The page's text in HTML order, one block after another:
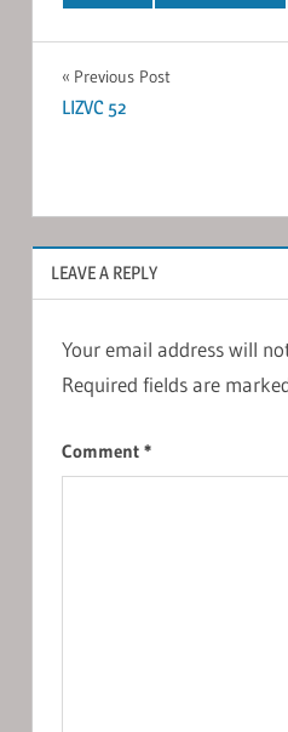
Post
navigation
Previous Post
LIZVC 52
LEAVE A REPLY
Your email address will
Required fields are
Comment *